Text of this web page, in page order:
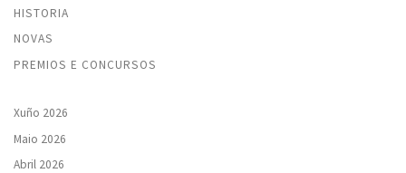
HISTORIA
NOVAS
PREMIOS E CONCURSOS
Xuño 2026
Maio 2026
Abril 2026